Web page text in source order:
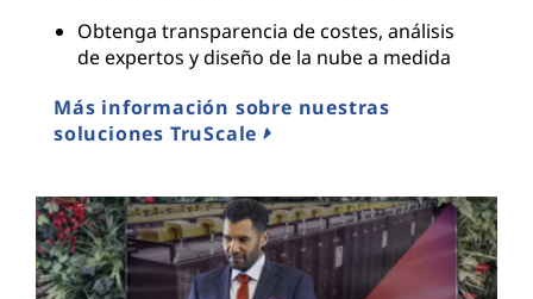
Obtenga transparencia de costes, análisis
de expertos y diseño de la nube a medida
Más información sobre nuestras
soluciones TruScale